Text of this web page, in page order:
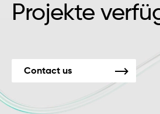
Projekte
Contact us